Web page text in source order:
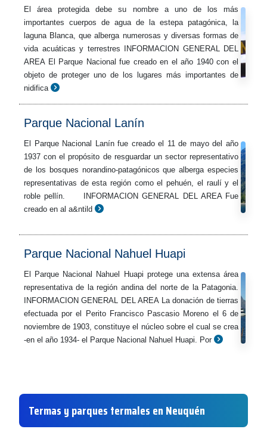
El área protegida debe su nombre a uno de los más
importantes cuerpos de agua de la estepa patagónica, la
laguna Blanca, que alberga numerosas y diversas formas de
vida acuáticas y terrestres INFORMACION GENERAL DEL
AREA El Parque Nacional fue creado en el año 1940 con el
objeto de proteger uno de los lugares más importantes de
nidifica
Parque Nacional Lanín
El Parque Nacional Lanín fue creado el 11 de mayo del año
1937 con el propósito de resguardar un sector representativo
de los bosques norandino-patagónicos que alberga especies
representativas de esta región como el pehuén, el raulí y el
roble pellín. INFORMACION GENERAL DEL AREA Fue
creado en al a&ntild
Parque Nacional Nahuel Huapi
El Parque Nacional Nahuel Huapi protege una extensa área
representativa de la región andina del norte de la Patagonia.
INFORMACION GENERAL DEL AREA La donación de tierras
efectuada por el Perito Francisco Pascasio Moreno el 6 de
noviembre de 1903, constituye el núcleo sobre el cual se crea
-en el año 1934- el Parque Nacional Nahuel Huapi. Por
Termas y parques termales en Neuquén